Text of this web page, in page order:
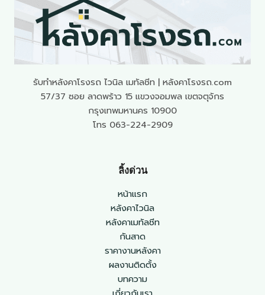
รับทำหลังคาโรงรถ ไวนิล เมทัลชีท | หลังคาโรงรถ.com
57/37 ซอย ลาดพร้าว 15 แขวงจอมพล เขตจตุจักร
กรุงเทพมหานคร 10900
โทร 063-224-2909
ลิ้งด่วน
หน้าแรก
หลังคาไวนิล
หลังคาเมทัลชีท
กันสาด
ราคางานหลังคา
ผลงานติดตั้ง
บทความ